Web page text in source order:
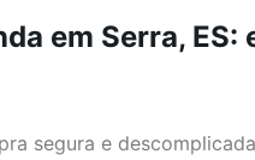
em Serra, ES:
segura e